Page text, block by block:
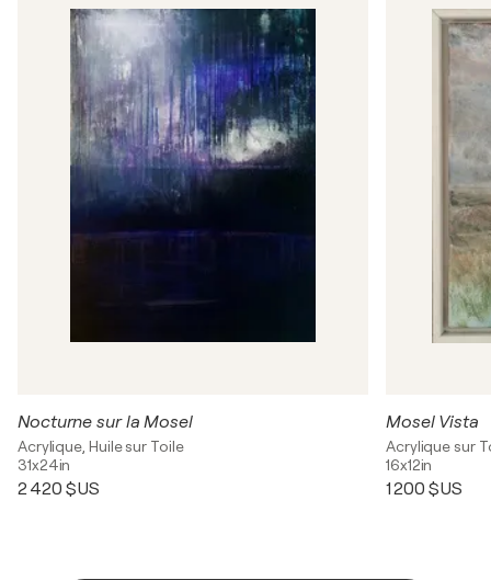
Nocturne sur la Mosel
Acrylique, Huile sur Toile
31x24in
2 420 $US
Mosel Vista
Acrylique sur
16x12in
1 200 $US